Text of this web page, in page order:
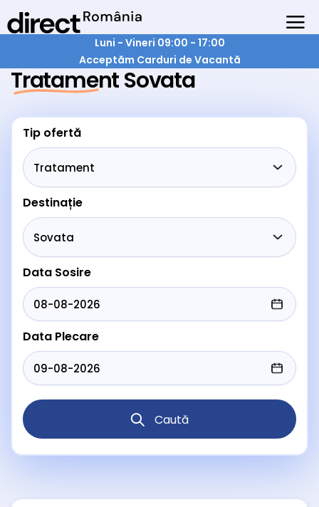
Luni - Vineri 09:00 - 17:00
Acceptăm Carduri de Vacantă
Tratament Sovata
Tip ofertă
Destinație
Data Sosire
Data Plecare
Caută